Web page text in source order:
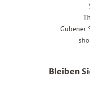
Gubener
Bleiben